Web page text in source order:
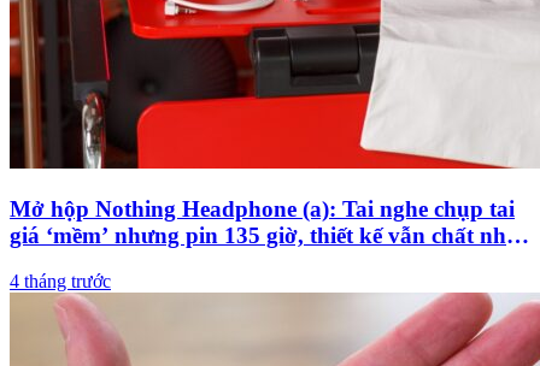
Mở hộp Nothing Headphone (a): Tai nghe chụp tai
giá ‘mềm’ nhưng pin 135 giờ, thiết kế vẫn chất như
4 tháng trước